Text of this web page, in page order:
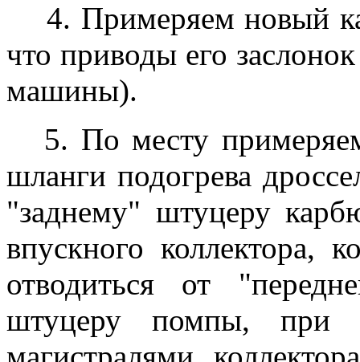
4. Примеряем новый
что приводы его
машины).
5. По месту
шланги подогрева
"заднему" штуцеру
впускного коллектора,
отводиться от
штуцеру помпы, при